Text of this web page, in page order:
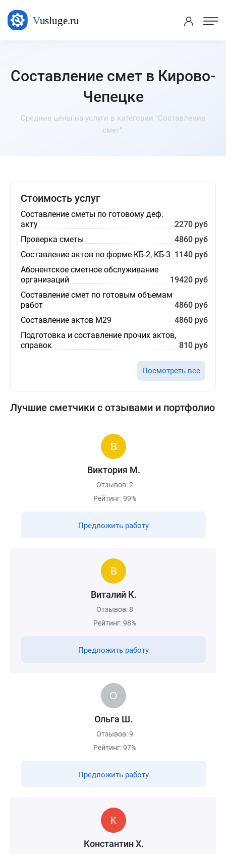
Составление смет в Кирово-
Чепецке
Средние цены на услуги в категории "Составление
смет".
Стоимость услуг
Составление сметы по готовому деф.
акту
2270 руб
Проверка сметы
4860 руб
Составление актов по форме КБ-2, КБ-3 1140 руб
Абонентское сметное обслуживание
организаций
19420 руб
Составление смет по готовым объемам
работ
4860 руб
Составление актов М29
4860 руб
Подготовка и составление прочих актов,
справок
810 руб
Посмотреть все
Лучшие сметчики с отзывами и портфолио
Виктория М.
Отзывов: 2
Рейтинг: 99%
Предложить работу
Виталий К.
Отзывов: 8
Рейтинг: 98%
Предложить работу
Ольга Ш.
Отзывов: 9
Рейтинг: 97%
Предложить работу
Константин Х.